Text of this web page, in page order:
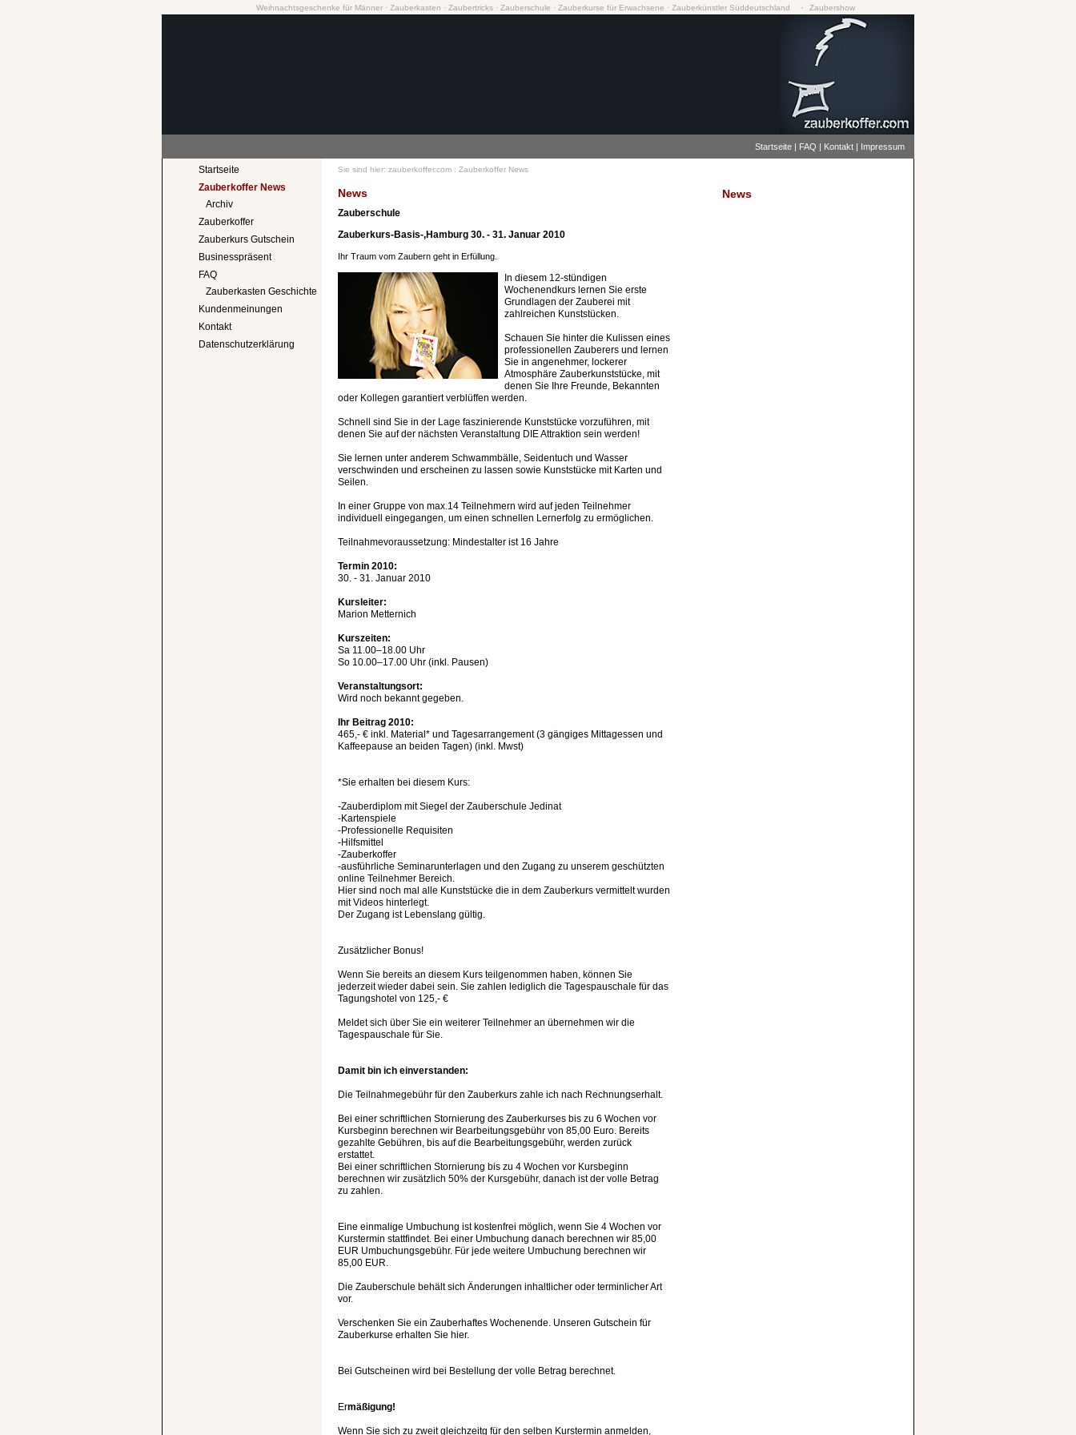
Weihnachtsgeschenke für Männer · Zauberkasten · Zaubertricks · Zauberschule · Zauberkurse für Erwachsene · Zauberkünstler Süddeutschland · Zaubershow
Startseite
Zauberkoffer News
Archiv
Zauberkoffer
Zauberkurs Gutschein
Businesspräsent
FAQ
Zauberkasten Geschichte
Kundenmeinungen
Kontakt
Datenschutzerklärung
Startseite | FAQ | Kontakt | Impressum
Sie sind hier: zauberkoffer.com : Zauberkoffer News
News
Zauberschule
Zauberkurs-Basis-,Hamburg 30. - 31. Januar 2010
Ihr Traum vom Zaubern geht in Erfüllung.
In diesem 12-stündigen
Wochenendkurs lernen Sie erste
Grundlagen der Zauberei mit
zahlreichen Kunststücken.
Schauen Sie hinter die Kulissen eines
professionellen Zauberers und lernen
Sie in angenehmer, lockerer
Atmosphäre Zauberkunststücke, mit
denen Sie Ihre Freunde, Bekannten
oder Kollegen garantiert verblüffen werden.
Schnell sind Sie in der Lage faszinierende Kunststücke vorzuführen, mit
denen Sie auf der nächsten Veranstaltung DIE Attraktion sein werden!
Sie lernen unter anderem Schwammbälle, Seidentuch und Wasser
verschwinden und erscheinen zu lassen sowie Kunststücke mit Karten und
Seilen.
In einer Gruppe von max.14 Teilnehmern wird auf jeden Teilnehmer
individuell eingegangen, um einen schnellen Lernerfolg zu ermöglichen.
Teilnahmevoraussetzung: Mindestalter ist 16 Jahre
Termin 2010:
30. - 31. Januar 2010
Kursleiter:
Marion Metternich
Kurszeiten:
Sa 11.00–18.00 Uhr
So 10.00–17.00 Uhr (inkl. Pausen)
Veranstaltungsort:
Wird noch bekannt gegeben.
Ihr Beitrag 2010:
465,- € inkl. Material* und Tagesarrangement (3 gängiges Mittagessen und
Kaffeepause an beiden Tagen) (inkl. Mwst)
*Sie erhalten bei diesem Kurs:
-Zauberdiplom mit Siegel der Zauberschule Jedinat
-Kartenspiele
-Professionelle Requisiten
-Hilfsmittel
-Zauberkoffer
-ausführliche Seminarunterlagen und den Zugang zu unserem geschützten
online Teilnehmer Bereich.
Hier sind noch mal alle Kunststücke die in dem Zauberkurs vermittelt wurden
mit Videos hinterlegt.
Der Zugang ist Lebenslang gültig.
Zusätzlicher Bonus!
Wenn Sie bereits an diesem Kurs teilgenommen haben, können Sie
jederzeit wieder dabei sein. Sie zahlen lediglich die Tagespauschale für das
Tagungshotel von 125,- €
Meldet sich über Sie ein weiterer Teilnehmer an übernehmen wir die
Tagespauschale für Sie.
Damit bin ich einverstanden:
Die Teilnahmegebühr für den Zauberkurs zahle ich nach Rechnungserhalt.
Bei einer schriftlichen Stornierung des Zauberkurses bis zu 6 Wochen vor
Kursbeginn berechnen wir Bearbeitungsgebühr von 85,00 Euro. Bereits
gezahlte Gebühren, bis auf die Bearbeitungsgebühr, werden zurück
erstattet.
Bei einer schriftlichen Stornierung bis zu 4 Wochen vor Kursbeginn
berechnen wir zusätzlich 50% der Kursgebühr, danach ist der volle Betrag
zu zahlen.
Eine einmalige Umbuchung ist kostenfrei möglich, wenn Sie 4 Wochen vor
Kurstermin stattfindet. Bei einer Umbuchung danach berechnen wir 85,00
EUR Umbuchungsgebühr. Für jede weitere Umbuchung berechnen wir
85,00 EUR.
Die Zauberschule behält sich Änderungen inhaltlicher oder terminlicher Art
vor.
Verschenken Sie ein Zauberhaftes Wochenende. Unseren Gutschein für
Zauberkurse erhalten Sie hier.
Bei Gutscheinen wird bei Bestellung der volle Betrag berechnet.
Ermäßigung!
Wenn Sie sich zu zweit gleichzeitg für den selben Kurstermin anmelden,
News